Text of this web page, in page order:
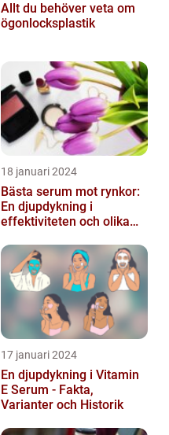
Allt du behöver veta om
ögonlocksplastik
18 januari 2024
Bästa serum mot rynkor:
En djupdykning i
effektiviteten och olika
17 januari 2024
En djupdykning i Vitamin
E Serum - Fakta,
Varianter och Historik